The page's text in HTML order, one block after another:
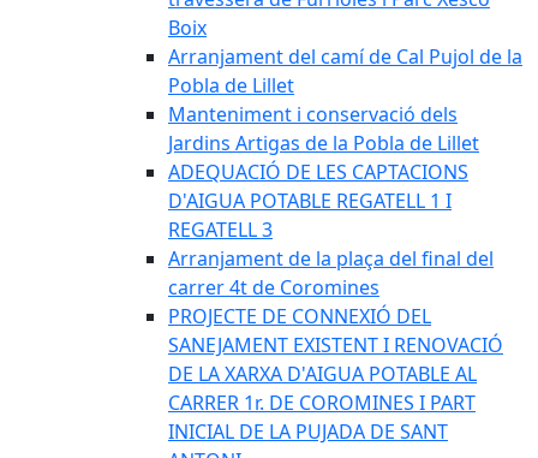
Boix
Arranjament del camí de Cal Pujol de la
Pobla de Lillet
Manteniment i conservació dels
Jardins Artigas de la Pobla de Lillet
ADEQUACIÓ DE LES CAPTACIONS
D'AIGUA POTABLE REGATELL 1 I
REGATELL 3
Arranjament de la plaça del final del
carrer 4t de Coromines
PROJECTE DE CONNEXIÓ DEL
SANEJAMENT EXISTENT I RENOVACIÓ
DE LA XARXA D'AIGUA POTABLE AL
CARRER 1r. DE COROMINES I PART
INICIAL DE LA PUJADA DE SANT